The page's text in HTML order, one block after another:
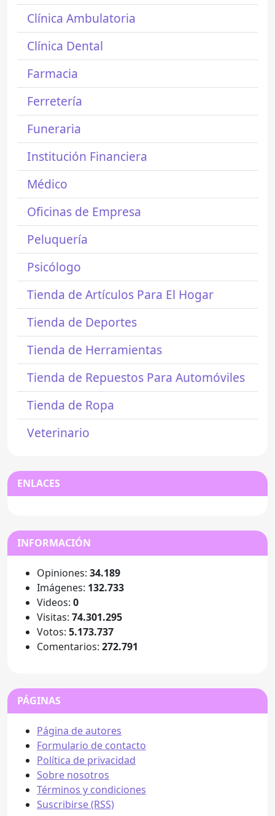
Clínica Ambulatoria
Clínica Dental
Farmacia
Ferretería
Funeraria
Institución Financiera
Médico
Oficinas de Empresa
Peluquería
Psicólogo
Tienda de Artículos Para El Hogar
Tienda de Deportes
Tienda de Herramientas
Tienda de Repuestos Para Automóviles
Tienda de Ropa
Veterinario
ENLACES
INFORMACIÓN
Opiniones: 34.189
Imágenes: 132.733
Videos: 0
Visitas: 74.301.295
Votos: 5.173.737
Comentarios: 272.791
PÁGINAS
Página de autores
Formulario de contacto
Política de privacidad
Sobre nosotros
Términos y condiciones
Suscribirse (RSS)